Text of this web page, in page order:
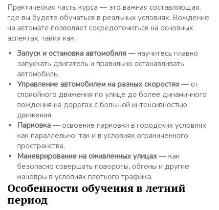
Практическая часть курса — это важная составляющая,
где вы будете обучаться в реальных условиях. Вождение
на автомате позволяет сосредоточиться на основных
аспектах, таких как:
Запуск и остановка автомобиля — научитесь плавно
запускать двигатель и правильно останавливать
автомобиль.
Управление автомобилем на разных скоростях — от
спокойного движения по улице до более динамичного
вождения на дорогах с большой интенсивностью
движения.
Парковка — освоение парковки в городских условиях,
как параллельно, так и в условиях ограниченного
пространства.
Маневрирование на оживленных улицах — как
безопасно совершать повороты, обгоны и другие
маневры в условиях плотного трафика.
Особенности обучения в летний
период